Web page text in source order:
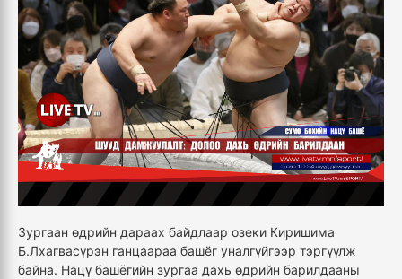
Зургаан өдрийн дараах байдлаар озеки Киришима
Б.Лхагвасүрэн ганцаараа башёг уналгүйгээр тэргүүлж
байна. Нацү башёгийн зургаа дахь өдрийн барилдааны